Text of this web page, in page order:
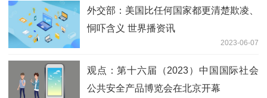
外交部：美国比任何国家都更清楚欺凌、
恫吓含义 世界播资讯
2023-06-07
观点：第十六届（2023）中国国际社会
公共安全产品博览会在北京开幕